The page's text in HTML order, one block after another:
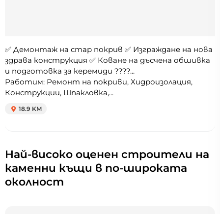
✅ Демонтаж на стар покрив ✅ Изграждане на нова
здрава конструкция ✅ Коване на дъсчена обшивка
и подготовка за керемиди ????...
Работим: Ремонт на покриви, Хидроизолация,
Конструкции, Шпакловка,...
18.9 KM
Най-високо оценен строители на
каменни къщи в по-широката
околност